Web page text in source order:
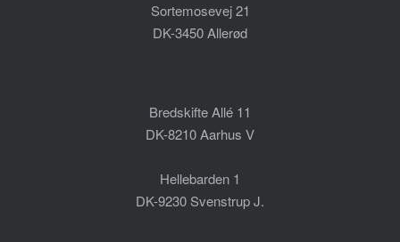
Sortemosevej 21
DK-3450 Allerød
Bredskifte Allé 11
DK-8210 Aarhus V
Hellebarden 1
DK-9230 Svenstrup J.